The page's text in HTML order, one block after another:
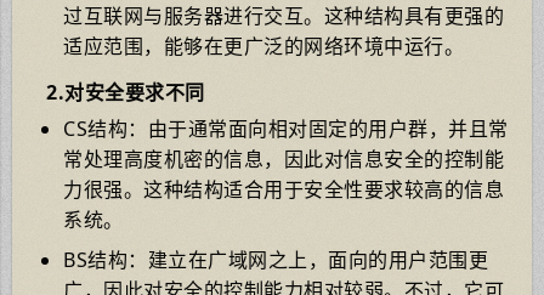
过互联网与服务器进行交互。这种结构具有更强的
适应范围，能够在更广泛的网络环境中运行。
2.对安全要求不同
CS结构：由于通常面向相对固定的用户群，并且常
常处理高度机密的信息，因此对信息安全的控制能
力很强。这种结构适合用于安全性要求较高的信息
系统。
BS结构：建立在广域网之上，面向的用户范围更
广，因此对安全的控制能力相对较弱。不过，它可